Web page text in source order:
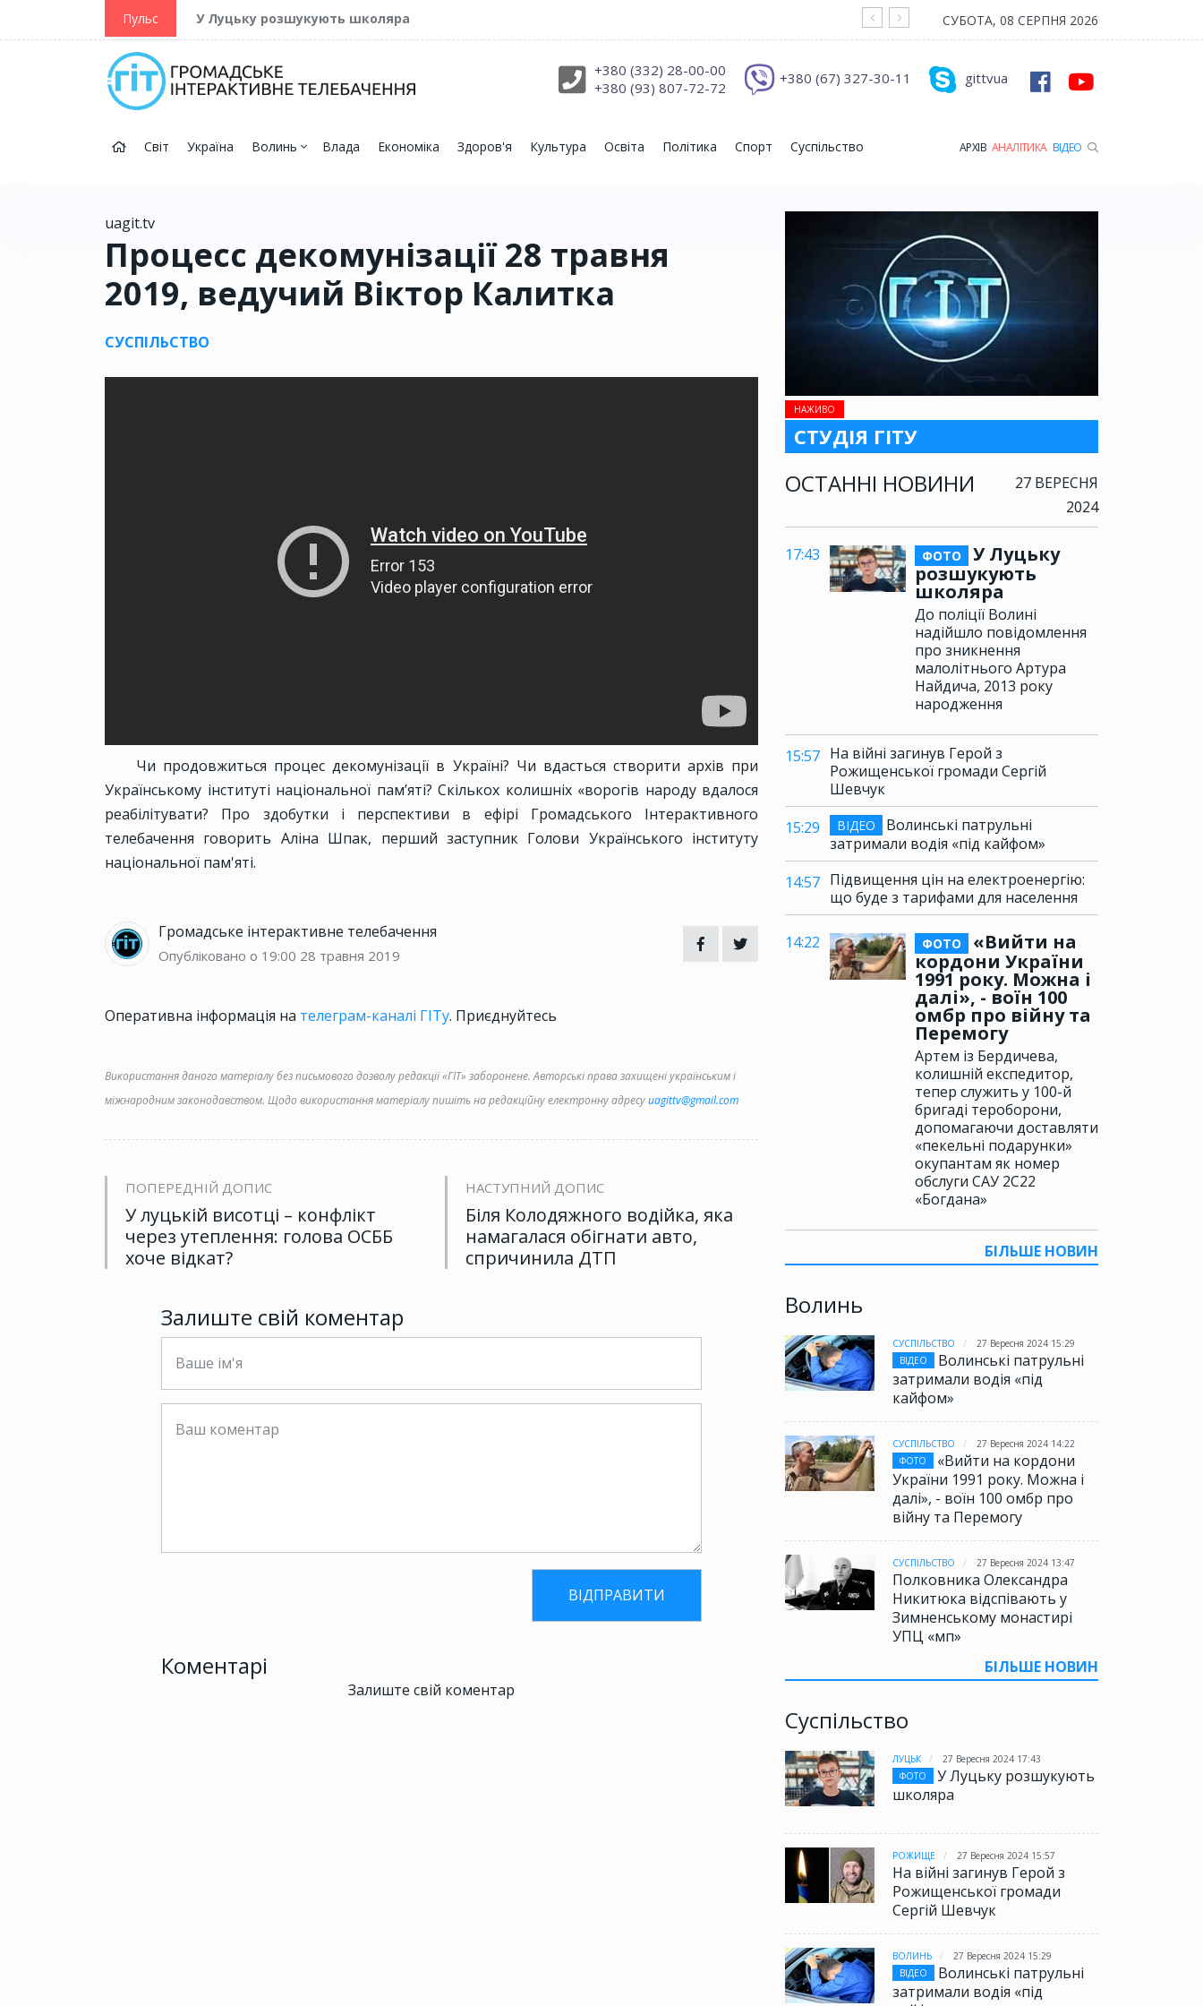
Пульс У Луцьку розшукують школяра На війні загинув Герой з Рожищенської
СУБОТА, 08 СЕРПНЯ 2026
gittvua
+380 (67) 327-30-11
+380 (332) 28-00-00
+380 (93) 807-72-72
Світ Україна Волинь Влада Економіка Здоров'я Культура Освіта Політика Спорт Суспільство АРХІВ АНАЛІТИКА ВІДЕО
НАЖИВО
СТУДІЯ ГІТУ
ОСТАННІ НОВИНИ
27 ВЕРЕСНЯ
2024
17:43 ФОТО
У Луцьку
розшукують
школяра
До поліції Волині
надійшло повідомлення
про зникнення
малолітнього Артура
Найдича, 2013 року
народження
15:57 На війні загинув Герой з
Рожищенської громади Сергій
Шевчук
15:29
ВІДЕО
Волинські патрульні
затримали водія «під кайфом»
14:57 Підвищення цін на електроенергію:
що буде з тарифами для населення
14:22 ФОТО
«Вийти на
кордони України
1991 року. Можна і
далі», - воїн 100
омбр про війну та
Перемогу
Артем із Бердичева,
колишній експедитор,
тепер служить у 100-й
бригаді тероборони,
допомагаючи доставляти
«пекельні подарунки»
окупантам як номер
обслуги САУ 2С22
«Богдана»
БІЛЬШЕ НОВИН
Волинь
СУСПІЛЬСТВО
27 Вересня 2024 15:29
ВІДЕО
Волинські патрульні
затримали водія «під
кайфом»
СУСПІЛЬСТВО
27 Вересня 2024 14:22
ФОТО
«Вийти на кордони
України 1991 року. Можна і
далі», - воїн 100 омбр про
війну та Перемогу
СУСПІЛЬСТВО 27 Вересня 2024 13:47
Полковника Олександра
Никитюка відспівають у
Зимненському монастирі
УПЦ «мп»
БІЛЬШЕ НОВИН
Суспільство
ЛУЦЬК
27 Вересня 2024 17:43
ФОТО
У Луцьку розшукують
школяра
РОЖИЩЕ 27 Вересня 2024 15:57
На війні загинув Герой з
Рожищенської громади
Сергій Шевчук
ВОЛИНЬ
27 Вересня 2024 15:29
ВІДЕО
Волинські патрульні
затримали водія «під
uagit.tv
Процесс декомунізації 28 травня
2019, ведучий Віктор Калитка
СУСПІЛЬСТВО
Чи продовжиться процес декомунізації в Україні? Чи вдасться створити архів при
Українському інституті національної пам’яті? Скількох колишніх «ворогів народу вдалося
реабілітувати? Про здобутки і перспективи в ефірі Громадського Інтерактивного
телебачення говорить Аліна Шпак, перший заступник Голови Українського інституту
національної пам'яті.
Громадське інтерактивне телебачення
Опубліковано о 19:00 28 травня 2019
Оперативна інформація на телеграм-каналі ГІТу. Приєднуйтесь
Використання даного матеріалу без письмового дозволу редакції «ГІТ» заборонене. Авторські права захищені українським і
міжнародним законодавством. Щодо використання матеріалу пишіть на редакційну електронну адресуuagittv@gmail.com
ПОПЕРЕДНІЙ ДОПИС
У луцькій висотці – конфлікт
через утеплення: голова ОСББ
хоче відкат?
НАСТУПНИЙ ДОПИС
Біля Колодяжного водійка, яка
намагалася обігнати авто,
спричинила ДТП
Залиште свій коментар
Коментарі
Залиште свій коментар